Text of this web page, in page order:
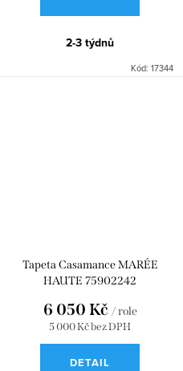
2-3 týdnů
Kód: 17344
Tapeta Casamance MARÉE
HAUTE 75902242
5 000 Kč bez DPH
6 050 Kč / role
DETAIL